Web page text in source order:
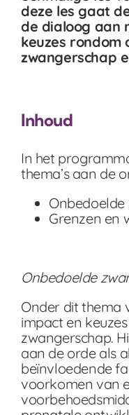
deze les gaat
de dialoog aan
keuzes rondom
zwangerschap
Inhoud
In het
thema’s aan de
Grenzen en
Onbedoelde
Onder dit thema
impact en
zwangerschap.
aan de orde als
beïnvloedende
voorkomen van